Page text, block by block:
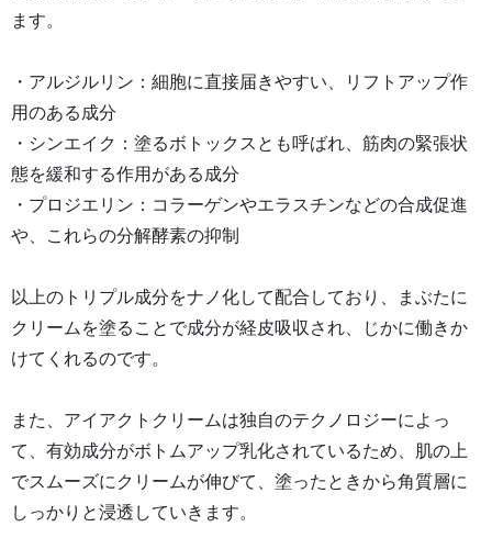
ます。
・アルジルリン：細胞に直接届きやすい、リフトアップ作
用のある成分
・シンエイク：塗るボトックスとも呼ばれ、筋肉の緊張状
態を緩和する作用がある成分
・プロジエリン：コラーゲンやエラスチンなどの合成促進
や、これらの分解酵素の抑制
以上のトリプル成分をナノ化して配合しており、まぶたに
クリームを塗ることで成分が経皮吸収され、じかに働きか
けてくれるのです。
また、アイアクトクリームは独自のテクノロジーによっ
て、有効成分がボトムアップ乳化されているため、肌の上
でスムーズにクリームが伸びて、塗ったときから角質層に
しっかりと浸透していきます。